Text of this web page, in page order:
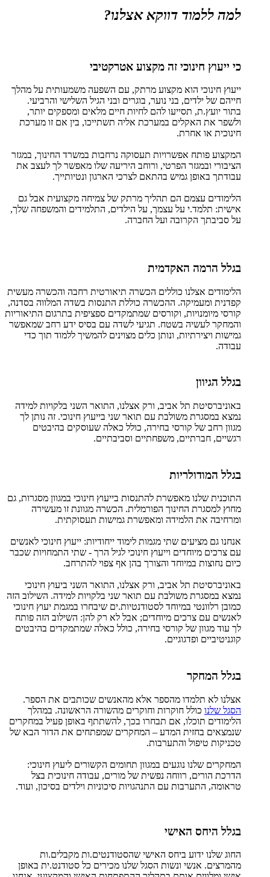
למה ללמוד דווקא אצלנו?
כי ייעוץ חינוכי זה מקצוע אטרקטיבי
ייעוץ חינוכי הוא מקצוע מרתק, עם השפעה משמעותית על מהלך
חייהם של ילדים, בני נוער, בוגרים ובני הגיל השלישי והרביעי.
בתור יועץ.ת, תסייעו להם לחיות חיים מלאים ומספקים יותר,
ולשפר את האקלים במערכת אליה תשתייכו, בין אם זו מערכת
חינוכית או אחרת.
המקצוע פותח אפשרויות תעסוקה נרחבות במשרד החינוך, במגזר
הציבורי ובמגזר הפרטי, ורוחב היריעה שלו מאפשר לך לעצב את
עבודתך באופן גמיש בהתאם לצרכי הארגון ונטיותייך.
הלימודים עצמם הם תהליך מרתק של צמיחה מקצועית אבל גם
אישית: תלמד.י על עצמך, על הילדים, התלמידים והמשפחה שלך,
על סביבתך הקרובה ועל החברה.
בגלל הרמה האקדמית
הלימודים אצלנו כוללים הכשרה תיאורטית רחבה והכשרה מעשית
קפדנית ומעמיקה. ההכשרה כוללת התנסות בשדה המלווה בסדנה,
קורסי מיומנויות, וקורסים שמתמקדים ספציפית בתרגום התיאוריות
והמחקר לעשיה בשטח. תגיעי לשדה עם בסיס ידע רחב שמאפשר
גמישות ויצירתיות, ונותן כלים מצוינים להמשיך ללמוד תוך כדי
עבודה.
בגלל הגיוון
באוניברסיטת תל אביב, ורק אצלנו, התואר השני בלקויות למידה
נמצא במסגרת משולבת עם תואר שני בייעוץ חינוכי. זה נותן לך
מגוון רחב של קורסי בחירה, כולל כאלה שעוסקים בהיבטים
רגשיים, חברתיים, משפחתיים וסביבתיים.
בגלל המודולריות
התוכנית שלנו מאפשרת להתנסות בייעוץ חינוכי במגוון מסגרות, גם
מחוץ למסגרת החינוך הפורמלית. הכשרה מגוונת זו מעשירה
ומרחיבה את הלמידה ומאפשרת גמישות תעסוקתית.
אנחנו גם מציעים שתי מגמות לימוד ייחודיות: ייעוץ חינוכי לאנשים
עם צרכים מיוחדים וייעוץ חינוכי לגיל הרך - שתי התמחויות שכבר
כיום נחוצות במיוחד והצורך בהן אף צפוי להתרחב.
באוניברסיטת תל אביב, ורק אצלנו, התואר השני ביעוץ חינוכי
נמצא במסגרת משולבת עם תואר שני בלקויות למידה. השילוב הזה
כמובן רלוונטי במיוחד לסטודנטיות.ים שיבחרו במגמת יעוץ חינוכי
לאנשים עם צרכים מיוחדים; אבל לא רק להן: השילוב הזה פותח
לך עוד מגוון של קורסי בחירה, כולל כאלה שמתמקדים בהיבטים
קוגניטיביים ופדגוגיים.
בגלל המחקר
אצלנו לא תלמדו מהספר אלא מהאנשים שכותבים את הספר.
הסגל שלנו כולל חוקרות וחוקרים מהשורה הראשונה. במהלך
הלימודים תוכלו, אם תבחרו בכך, להשתתף באופן פעיל במחקרים
שנמצאים בחזית המדע – המחקרים שמפתחים את הדור הבא של
טכניקות טיפול והתערבות.
המחקרים שלנו נוגעים במגוון תחומים הקשורים ליעוץ חינוכי:
הדרכת הורים, רווחה נפשית של מורים, עבודה חינוכית בצל
טראומה, התערבות עם התנהגויות סיכוניות וילדים בסיכון, ועוד.
בגלל היחס האישי
החוג שלנו ידוע ביחס האישי שהסטודנטים.ות מקבלים.ות
מהמרצים. אנשי ונשות הסגל שלנו מכירים כל סטודנט.ית באופן